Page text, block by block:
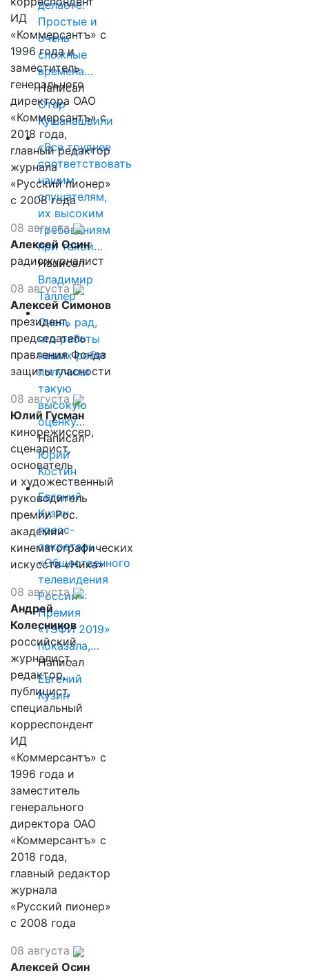
делаете.
Простые и
очень
сложные
времена…
Написал
Отар
Кушанашвили
«Все труднее
соответствовать
нашим
слушателям,
их высоким
требованиям
при такой…
Написал
Владимир
Таллер
Очень рад,
что работы
наших ребят
получили
такую
высокую
оценку…
Написал
Юрий
Костин
Евгений
Кузин,
пресс-
секретарь
«Общественного
телевидения
России»:
Премия
«ТЭФИ 2019»
показала,…
Написал
Евгений
Кузин
ИД
«Коммерсантъ» с
1996 года и
заместитель
генерального
директора ОАО
«Коммерсантъ» с
2018 года,
главный редактор
журнала
«Русский пионер»
с 2008 года
08 августа
Алексей Осин
радиожурналист
08 августа
Алексей Симонов
президент,
председатель
правления Фонда
защиты гласности
08 августа
Юлий Гусман
кинорежиссер,
сценарист,
основатель
и художественный
руководитель
премии Рос.
академии
кинематографических
искусств «Ника»
08 августа
Андрей
Колесников
российский
журналист,
редактор,
публицист,
специальный
корреспондент
ИД
«Коммерсантъ» с
1996 года и
заместитель
генерального
директора ОАО
«Коммерсантъ» с
2018 года,
главный редактор
журнала
«Русский пионер»
с 2008 года
08 августа
Алексей Осин